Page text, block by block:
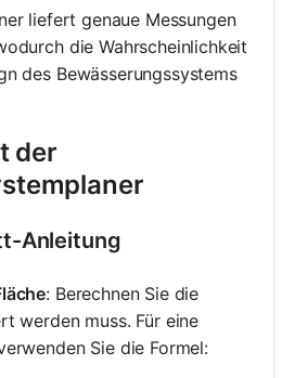
liefert genaue Messungen
die Wahrscheinlichkeit
des Bewässerungssystems
der
Anleitung
: Berechnen Sie die
werden muss. Für eine
Sie die Formel: